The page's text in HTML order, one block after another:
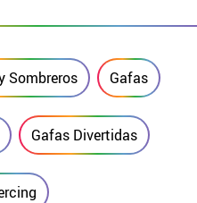
Sombreros Gafas
Gafas Divertidas